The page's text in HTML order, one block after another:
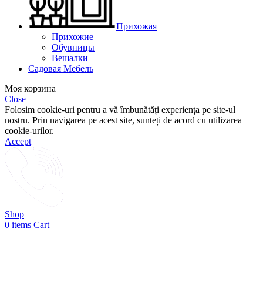
Прихожая
Прихожие
Обувницы
Вешалки
Садовая Мебель
Моя корзина
Close
Folosim cookie-uri pentru a vă îmbunătăți experiența pe site-ul
nostru. Prin navigarea pe acest site, sunteți de acord cu utilizarea
cookie-urilor.
Accept
Shop
0 items Cart